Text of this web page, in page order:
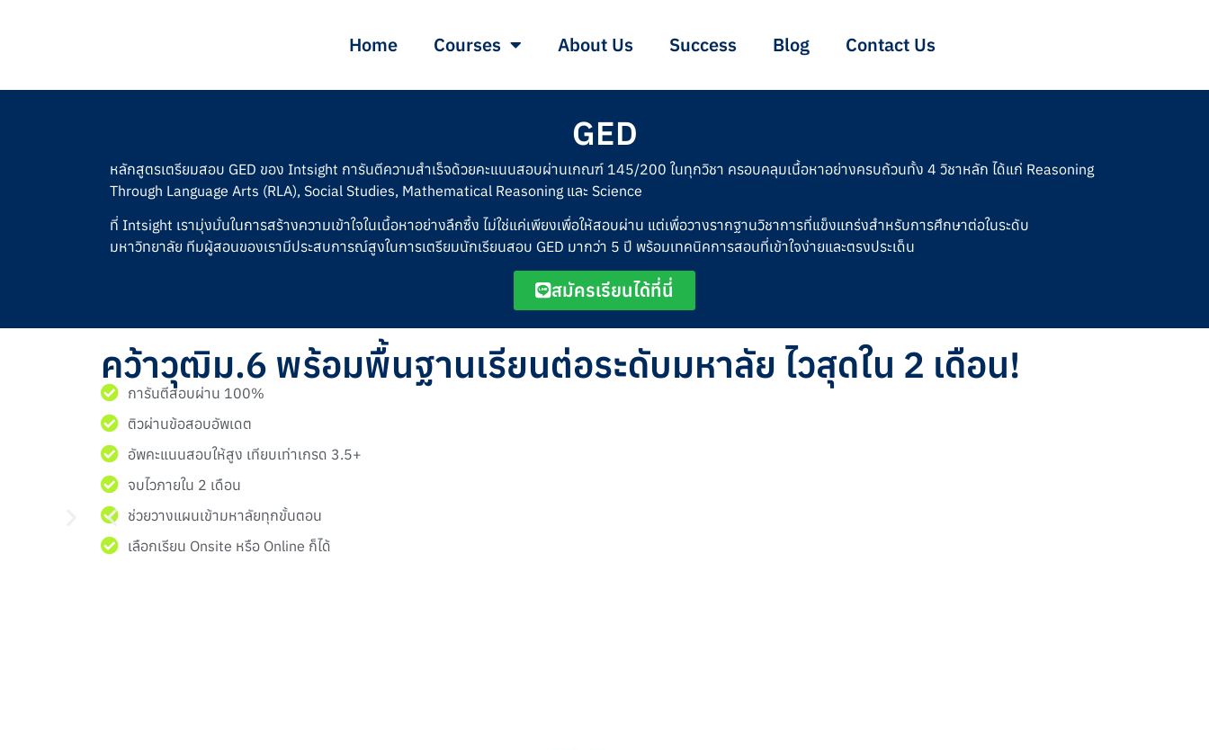
Home Courses About Us Success Blog Contact Us
GED
หลักสูตรเตรียมสอบ GED ของ Intsight การันตีความสำเร็จด้วยคะแนนสอบผ่านเกณฑ์ 145/200 ในทุกวิชา ครอบคลุมเนื้อหาอย่างครบถ้วนทั้ง 4 วิชาหลัก ได้แก่ Reasoning
Through Language Arts (RLA), Social Studies, Mathematical Reasoning และ Science
ที่ Intsight เรามุ่งมั่นในการสร้างความเข้าใจในเนื้อหาอย่างลึกซึ้ง ไม่ใช่แค่เพียงเพื่อให้สอบผ่าน แต่เพื่อวางรากฐานวิชาการที่แข็งแกร่งสำหรับการศึกษาต่อในระดับ
มหาวิทยาลัย ทีมผู้สอนของเรามีประสบการณ์สูงในการเตรียมนักเรียนสอบ GED มากว่า 5 ปี พร้อมเทคนิคการสอนที่เข้าใจง่ายและตรงประเด็น
สมัครเรียนได้ที่นี่
คว้าวุฒิม.6 พร้อมพื้นฐานเรียนต่อระดับมหาลัย ไวสุดใน 2 เดือน!
การันตีสอบผ่าน 100%
ติวผ่านข้อสอบอัพเดต
อัพคะแนนสอบให้สูง เทียบเท่าเกรด 3.5+
จบไวภายใน 2 เดือน
ช่วยวางแผนเข้ามหาลัยทุกขั้นตอน
เลือกเรียน Onsite หรือ Online ก็ได้